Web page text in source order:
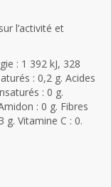
l’activité et
: 1 392 kJ, 328
: 0,2 g. Acides
: 0 g.
: 0 g. Fibres
g. Vitamine C : 0.